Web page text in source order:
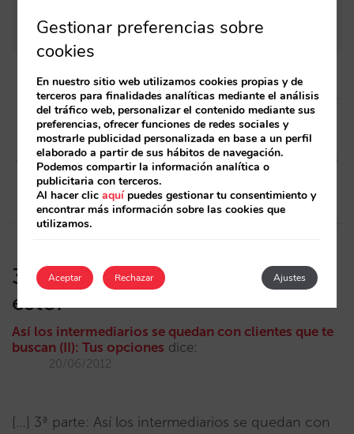
Post
navigation
Artículo anterior
Así los intermediarios se
quedan con clientes que te
buscan (II): Tus opciones
Artículo siguiente
IVA al 10%: Nuestro sistema,
adaptado
3 personas han comentado
esto:
Así los intermediarios se quedan con clientes que te
buscan (II): Tus opciones dice:
20/06/2012
[…] 3ª parte: Así los intermediarios se quedan con
Gestionar preferencias sobre
cookies
En nuestro sitio web utilizamos cookies propias y de
terceros para finalidades analíticas mediante el análisis
del tráfico web, personalizar el contenido mediante sus
preferencias, ofrecer funciones de redes sociales y
mostrarle publicidad personalizada en base a un perfil
elaborado a partir de sus hábitos de navegación.
Podemos compartir la información analítica o
publicitaria con terceros.
Al hacer clicaquípuedes gestionar tu consentimiento y
encontrar más información sobre las cookies que
utilizamos.
Aceptar Ajustes
Rechazar